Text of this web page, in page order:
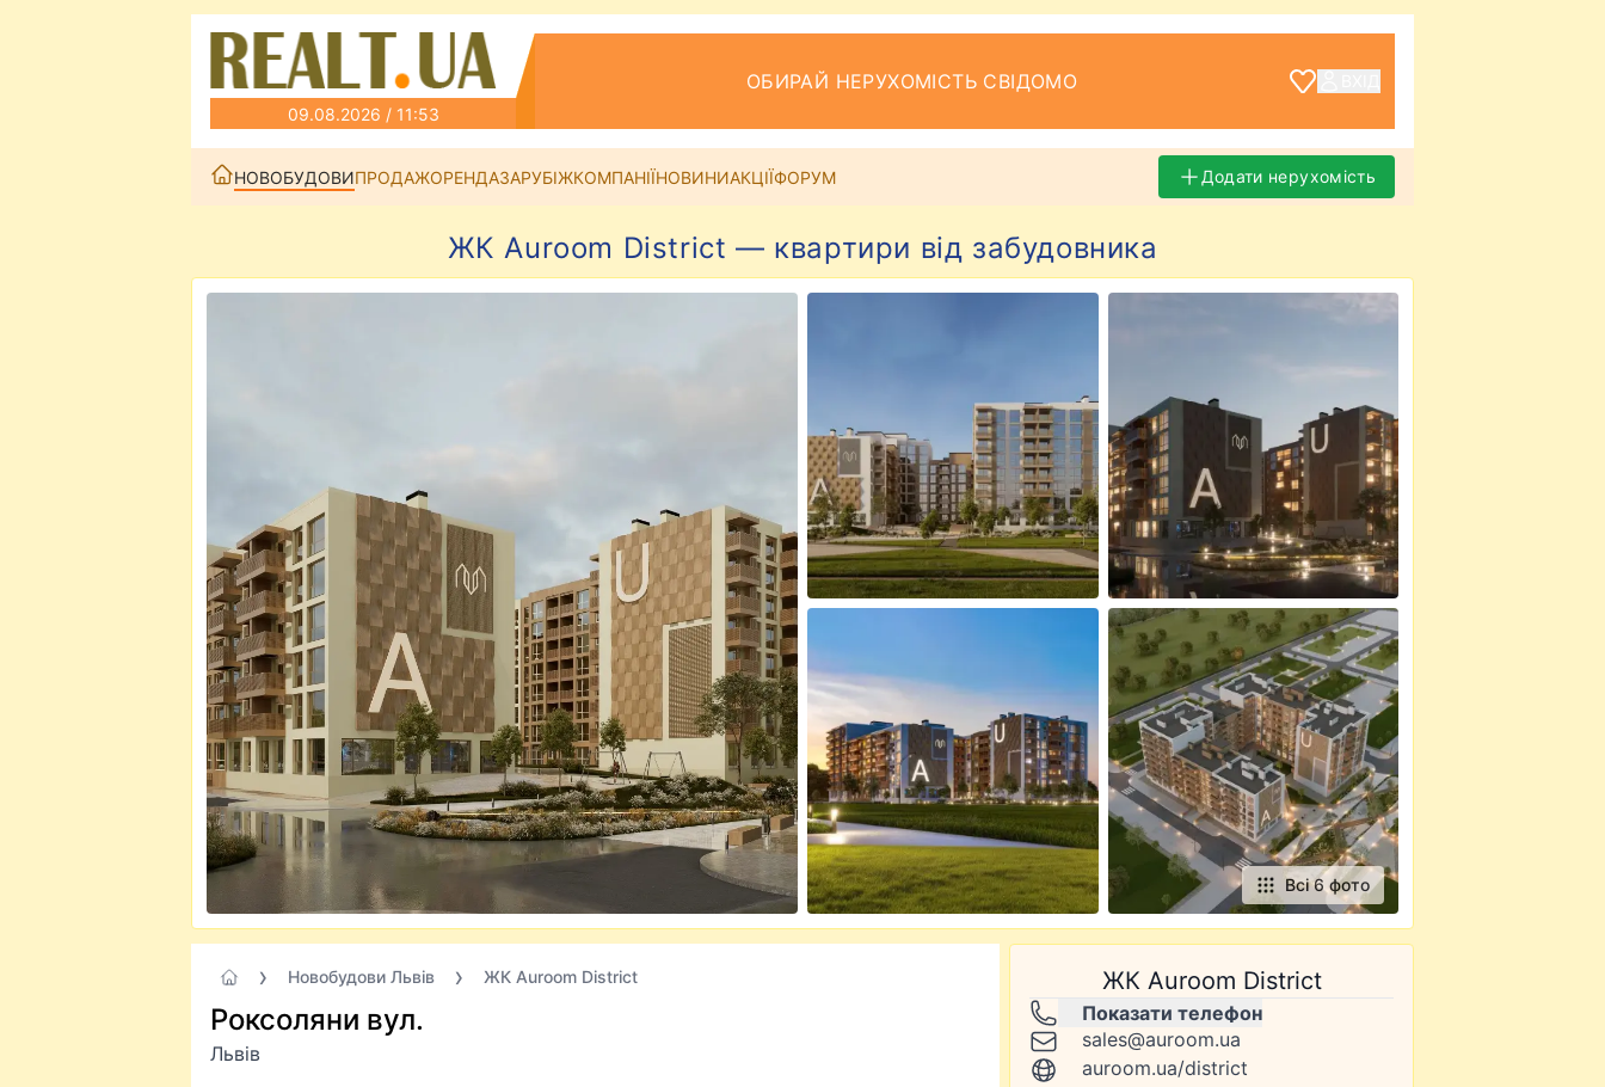
09.08.2026 / 11:53
ОБИРАЙ НЕРУХОМІСТЬ СВІДОМО
НОВОБУДОВИПРОДАЖОРЕНДАЗАРУБІЖКОМПАНІЇНОВИНИАКЦІЇФОРУМ Додати нерухомість
ЖК Auroom District — квартири від забудовника
Всі 6 фото
Новобудови Львів ЖК Auroom District
Роксоляни вул.
Львів
ЖК Auroom District
Показати телефон
sales@auroom.ua
auroom.ua/district